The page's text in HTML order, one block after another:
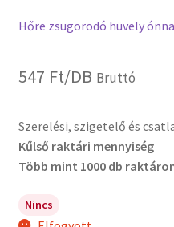
Hőre zsugorodó hüvely
547 Ft/DB Bruttó
Szerelési, szigetelő és
Kűlső raktári mennyiség
Több mint 1000 db
Nincs